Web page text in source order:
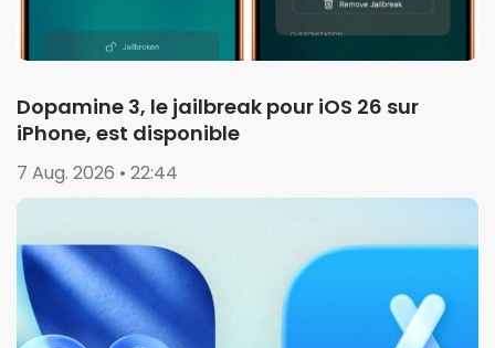
Dopamine 3, le jailbreak pour iOS 26 sur
iPhone, est disponible
7 Aug. 2026 • 22:44